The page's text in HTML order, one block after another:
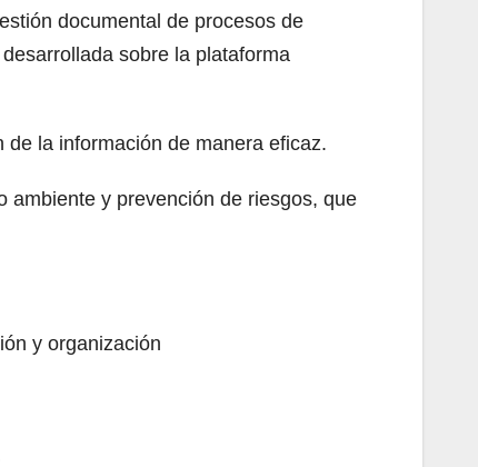
documental de procesos de
sobre la plataforma
la información de manera eficaz.
ambiente y prevención de riesgos, que
y organización